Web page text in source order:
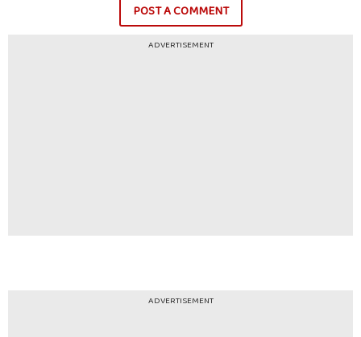
POST A COMMENT
ADVERTISEMENT
ADVERTISEMENT